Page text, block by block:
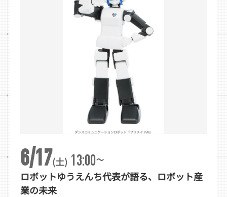
6/17(土) 13:00~
ロボットゆうえんち代表が語る、ロボット産
業の未来